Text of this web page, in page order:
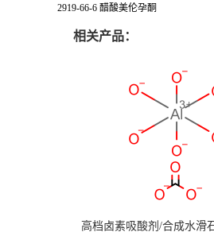
2919-66-6 醋酸美伦孕酮
相关产品：
高档卤素吸酸剂/合成水滑